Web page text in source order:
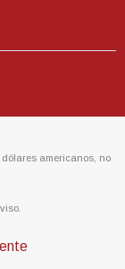
dólares americanos, no